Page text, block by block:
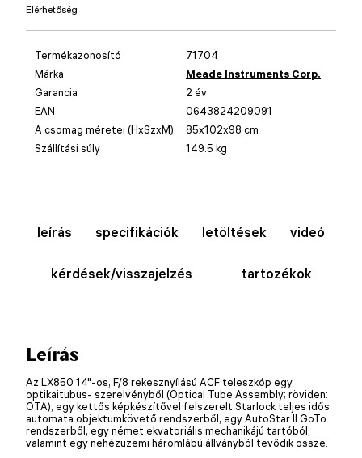
Elérhetőség
Termékazonosító
71704
Márka
Meade Instruments Corp.
Garancia
2 év
EAN
0643824209091
A csomag méretei (HxSzxM):
85x102x98 cm
Szállítási súly
149.5 kg
leírás specifikációk letöltések videó
kérdések/visszajelzés tartozékok
Leírás
Az LX850 14"-os, F/8 rekesznyílású ACF teleszkóp egy
optikaitubus- szerelvényből (Optical Tube Assembly; röviden:
OTA), egy kettős képkészítővel felszerelt Starlock teljes idős
automata objektumkövető rendszerből, egy AutoStar II GoTo
rendszerből, egy német ekvatoriális mechanikájú tartóból,
valamint egy nehézüzemi háromlábú állványból tevődik össze.